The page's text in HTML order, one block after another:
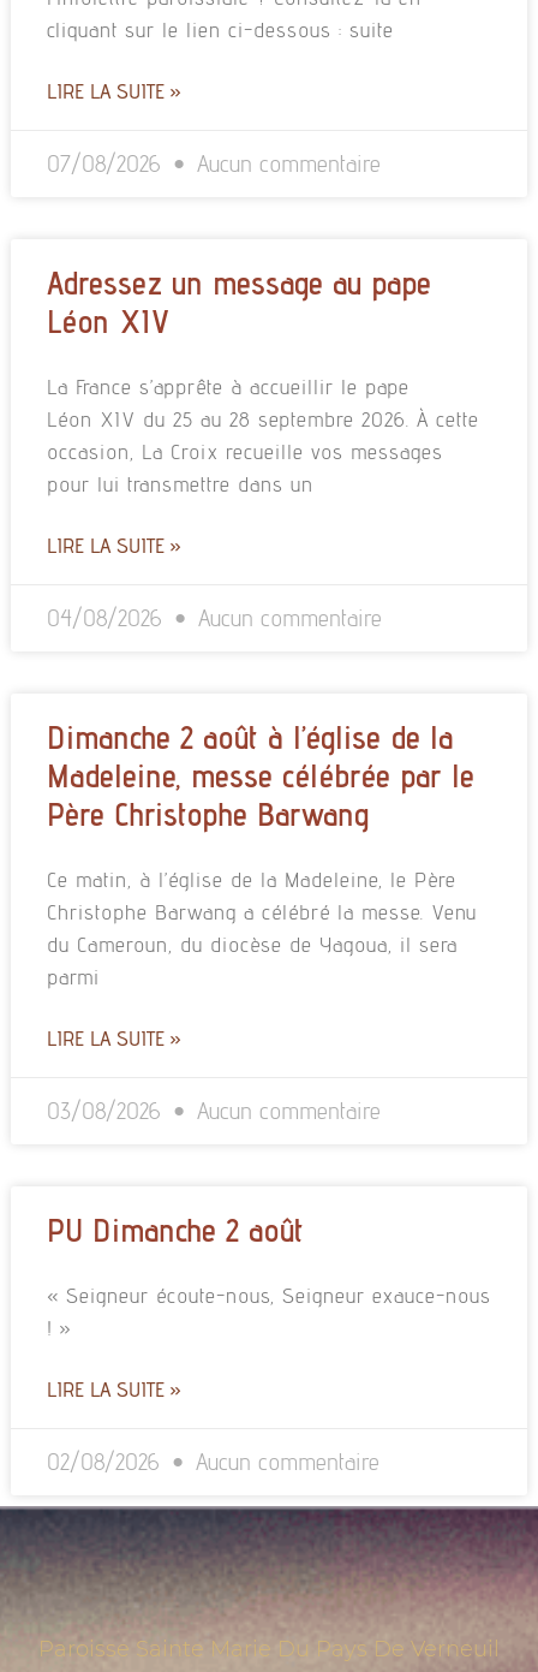
cliquant sur le lien ci-dessous : suite
LIRE LA SUITE »
07/08/2026 Aucun commentaire
Adressez un message au pape
Léon XIV
La France s’apprête à accueillir le pape
Léon XIV du 25 au 28 septembre 2026. À cette
occasion, La Croix recueille vos messages
pour lui transmettre dans un
LIRE LA SUITE »
04/08/2026 Aucun commentaire
Dimanche 2 août à l’église de la
Madeleine, messe célébrée par le
Père Christophe Barwang
Ce matin, à l’église de la Madeleine, le Père
Christophe Barwang a célébré la messe. Venu
du Cameroun, du diocèse de Yagoua, il sera
parmi
LIRE LA SUITE »
03/08/2026 Aucun commentaire
PU Dimanche 2 août
« Seigneur écoute-nous, Seigneur exauce-nous
! »
LIRE LA SUITE »
02/08/2026 Aucun commentaire
Paroisse Sainte Marie Du Pays De Verneuil